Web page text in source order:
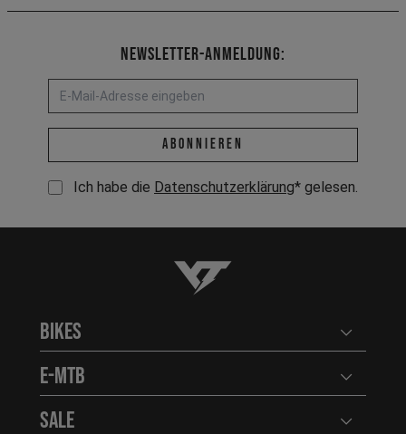
Newsletter-Anmeldung:
E-Mail-Adresse *
abonnieren
Ich habe die Datenschutzerklärung* gelesen.
YT-Industries
Bikes
E-MTB
Sale